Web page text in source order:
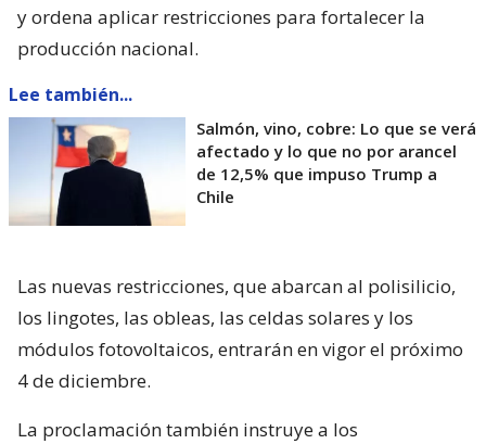
y ordena aplicar restricciones para fortalecer la
producción nacional.
Lee también...
Salmón, vino, cobre: Lo que se verá
afectado y lo que no por arancel
de 12,5% que impuso Trump a
Chile
Las nuevas restricciones, que abarcan al polisilicio,
los lingotes, las obleas, las celdas solares y los
módulos fotovoltaicos, entrarán en vigor el próximo
4 de diciembre.
La proclamación también instruye a los